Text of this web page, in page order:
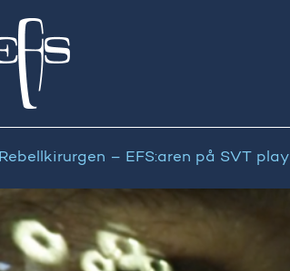
Rebellkirurgen – EFS:aren på SVT play